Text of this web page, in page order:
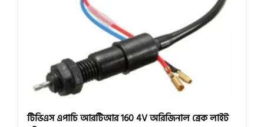
টিভিএস এপাচি আরটিআর 160 4V অরিজিনাল ব্রেক লাইট